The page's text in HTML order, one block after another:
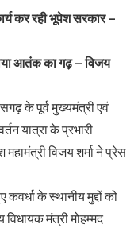
कर रही भूपेश सरकार –
आतंक का गढ़ – विजय
के पूर्व मुख्यमंत्री एवं
यात्रा के प्रभारी
महामंत्री विजय शर्मा ने प्रेस
के स्थानीय मुद्दों को
मंत्री मोहम्मद